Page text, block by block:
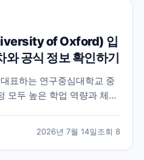
of Oxford) 입
와 공식 정보 확인하기
표하는 연구중심대학교 중
모두 높은 학업 역량과 체계
2026년 7월 14일조회 8